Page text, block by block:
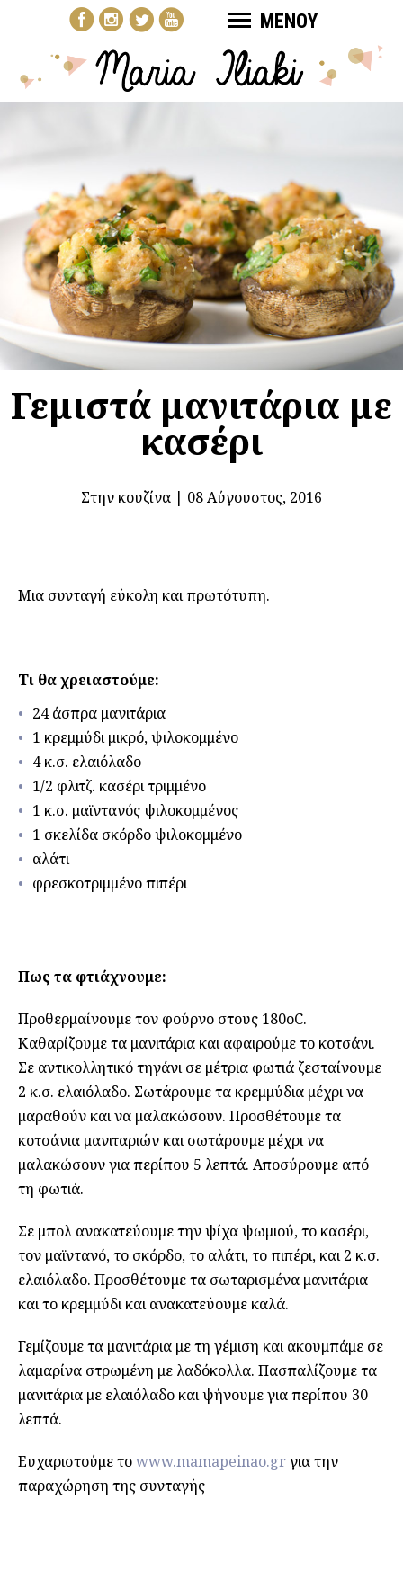
ΜΕΝΟΥ
Γεμιστά μανιτάρια με
κασέρι
Στην κουζίνα | 08 Αύγουστος, 2016
Μια συνταγή εύκολη και πρωτότυπη.
Τι θα χρειαστούμε:
24 άσπρα μανιτάρια
1 κρεμμύδι μικρό, ψιλοκομμένο
4 κ.σ. ελαιόλαδο
1/2 φλιτζ. κασέρι τριμμένο
1 κ.σ. μαϊντανός ψιλοκομμένος
1 σκελίδα σκόρδο ψιλοκομμένο
αλάτι
φρεσκοτριμμένο πιπέρι
Πως τα φτιάχνουμε:
Προθερμαίνουμε τον φούρνο στους 180οC.
Καθαρίζουμε τα μανιτάρια και αφαιρούμε το κοτσάνι.
Σε αντικολλητικό τηγάνι σε μέτρια φωτιά ζεσταίνουμε
2 κ.σ. ελαιόλαδο. Σωτάρουμε τα κρεμμύδια μέχρι να
μαραθούν και να μαλακώσουν. Προσθέτουμε τα
κοτσάνια μανιταριών και σωτάρουμε μέχρι να
μαλακώσουν για περίπου 5 λεπτά. Αποσύρουμε από
τη φωτιά.
Σε μπολ ανακατεύουμε την ψίχα ψωμιού, το κασέρι,
τον μαϊντανό, το σκόρδο, το αλάτι, το πιπέρι, και 2 κ.σ.
ελαιόλαδο. Προσθέτουμε τα σωταρισμένα μανιτάρια
και το κρεμμύδι και ανακατεύουμε καλά.
Γεμίζουμε τα μανιτάρια με τη γέμιση και ακουμπάμε σε
λαμαρίνα στρωμένη με λαδόκολλα. Πασπαλίζουμε τα
μανιτάρια με ελαιόλαδο και ψήνουμε για περίπου 30
λεπτά.
Ευχαριστούμε τοwww.mamapeinao.grγια την
παραχώρηση της συνταγής